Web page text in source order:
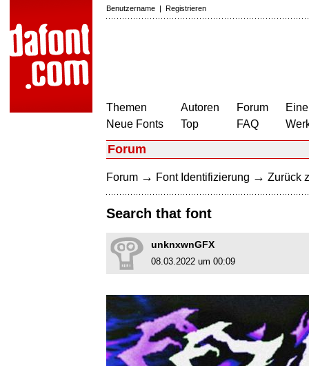
Benutzername | Registrieren
Themen
Neue Fonts
Autoren
Top
Forum
FAQ
Forum
Forum → Font Identifizierung → Zurück
Search that font
unknxwnGFX
08.03.2022 um 00:09